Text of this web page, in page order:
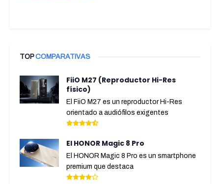
TOPCOMPARATIVAS
FiiO M27 (Reproductor Hi-Res
físico)
El FiiO M27 es un reproductor Hi-Res
orientado a audiófilos exigentes
El HONOR Magic 8 Pro
El HONOR Magic 8 Pro es un smartphone
premium que destaca